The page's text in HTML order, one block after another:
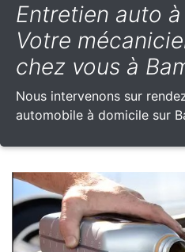
Entretien auto
Votre
chez vous à
Nous intervenons sur
automobile à domicile sur